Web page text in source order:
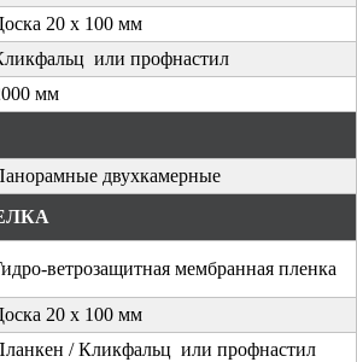
20 х 100 мм
или профнастил
мм
двухкамерные
ветрозащитная мембранная пленка
20 х 100 мм
/ Кликфальц или профнастил